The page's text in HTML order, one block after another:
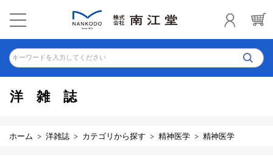
キーワードを入力してください
洋雑誌
ホーム 洋雑誌 カテゴリから探す 精神医学 精神医学